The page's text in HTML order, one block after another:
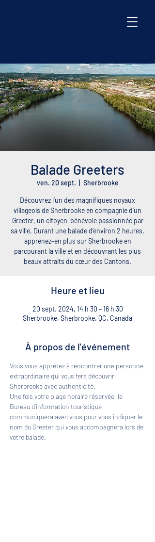
Balade Greeters
ven. 20 sept. Sherbrooke
Découvrez l’un des magnifiques noyaux
villageois de Sherbrooke en compagnie d’un
Greeter, un citoyen-bénévole passionnée par
sa ville. Durant une balade d’environ 2 heures,
apprenez-en plus sur Sherbrooke en
parcourant la ville et en découvrant les plus
beaux attraits du cœur des Cantons.
Heure et lieu
20 sept. 2024, 14 h 30 – 16 h 30
Sherbrooke, Sherbrooke, QC, Canada
À propos de l'événement
Vous vous apprêtez à rencontrer une personne
extraordinaire qui vous fera découvrir
Sherbrooke avec authenticité.
Une fois votre plage horaire réservée, le
Bureau d'information touristique
communiquera avec vous pour vous indiquer le
nom du Greeter qui vous accompagnera lors de
votre balade.